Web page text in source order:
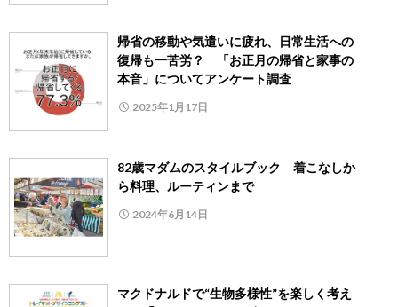
帰省の移動や気遣いに疲れ、日常生活への
復帰も一苦労？ 「お正月の帰省と家事の
本音」についてアンケート調査
2025年1月17日
82歳マダムのスタイルブック 着こなしか
ら料理、ルーティンまで
2024年6月14日
マクドナルドで“生物多様性”を楽しく考え